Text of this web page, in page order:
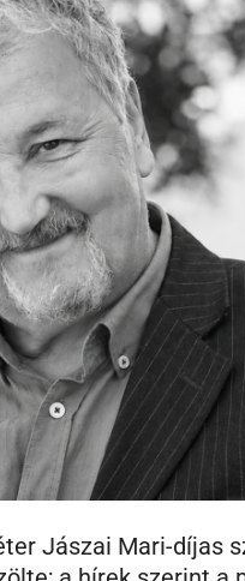
Jászai Mari-díjas